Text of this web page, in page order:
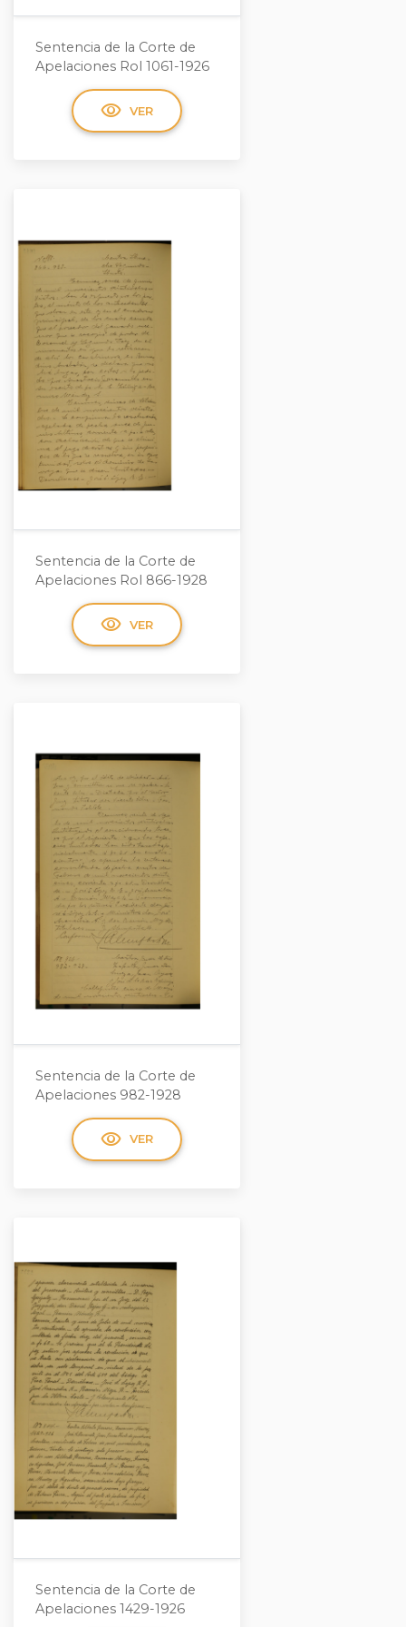
Sentencia de la Corte de
Apelaciones Rol 1061-1926
visibility VER
Sentencia de la Corte de
Apelaciones Rol 866-1928
visibility VER
Sentencia de la Corte de
Apelaciones 982-1928
visibility VER
Sentencia de la Corte de
Apelaciones 1429-1926